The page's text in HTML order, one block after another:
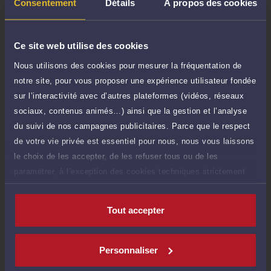
Consentement Détails À propos des cookies
Ce site web utilise des cookies
Nous utilisons des cookies pour mesurer la fréquentation de
notre site, pour vous proposer une expérience utilisateur fondée
sur l’interactivité avec d’autres plateformes (vidéos, réseaux
sociaux, contenus animés…) ainsi que la gestion et l’analyse
du suivi de nos campagnes publicitaires. Parce que le respect
de votre vie privée est essentiel pour nous, nous vous laissons
le choix de les accepter, de les refuser tous ou de les
paramétrer, à l’exception des cookies techniques strictement
nécessaires au fonctionnement du site.
Tout accepter
Personnaliser
de 1.000 caractères)
Consultation écrite
Etude de votre dossier + possibilité
d'ajout d'une pièce jointe
270 €
TTC
Consulter par écrit
Compétences